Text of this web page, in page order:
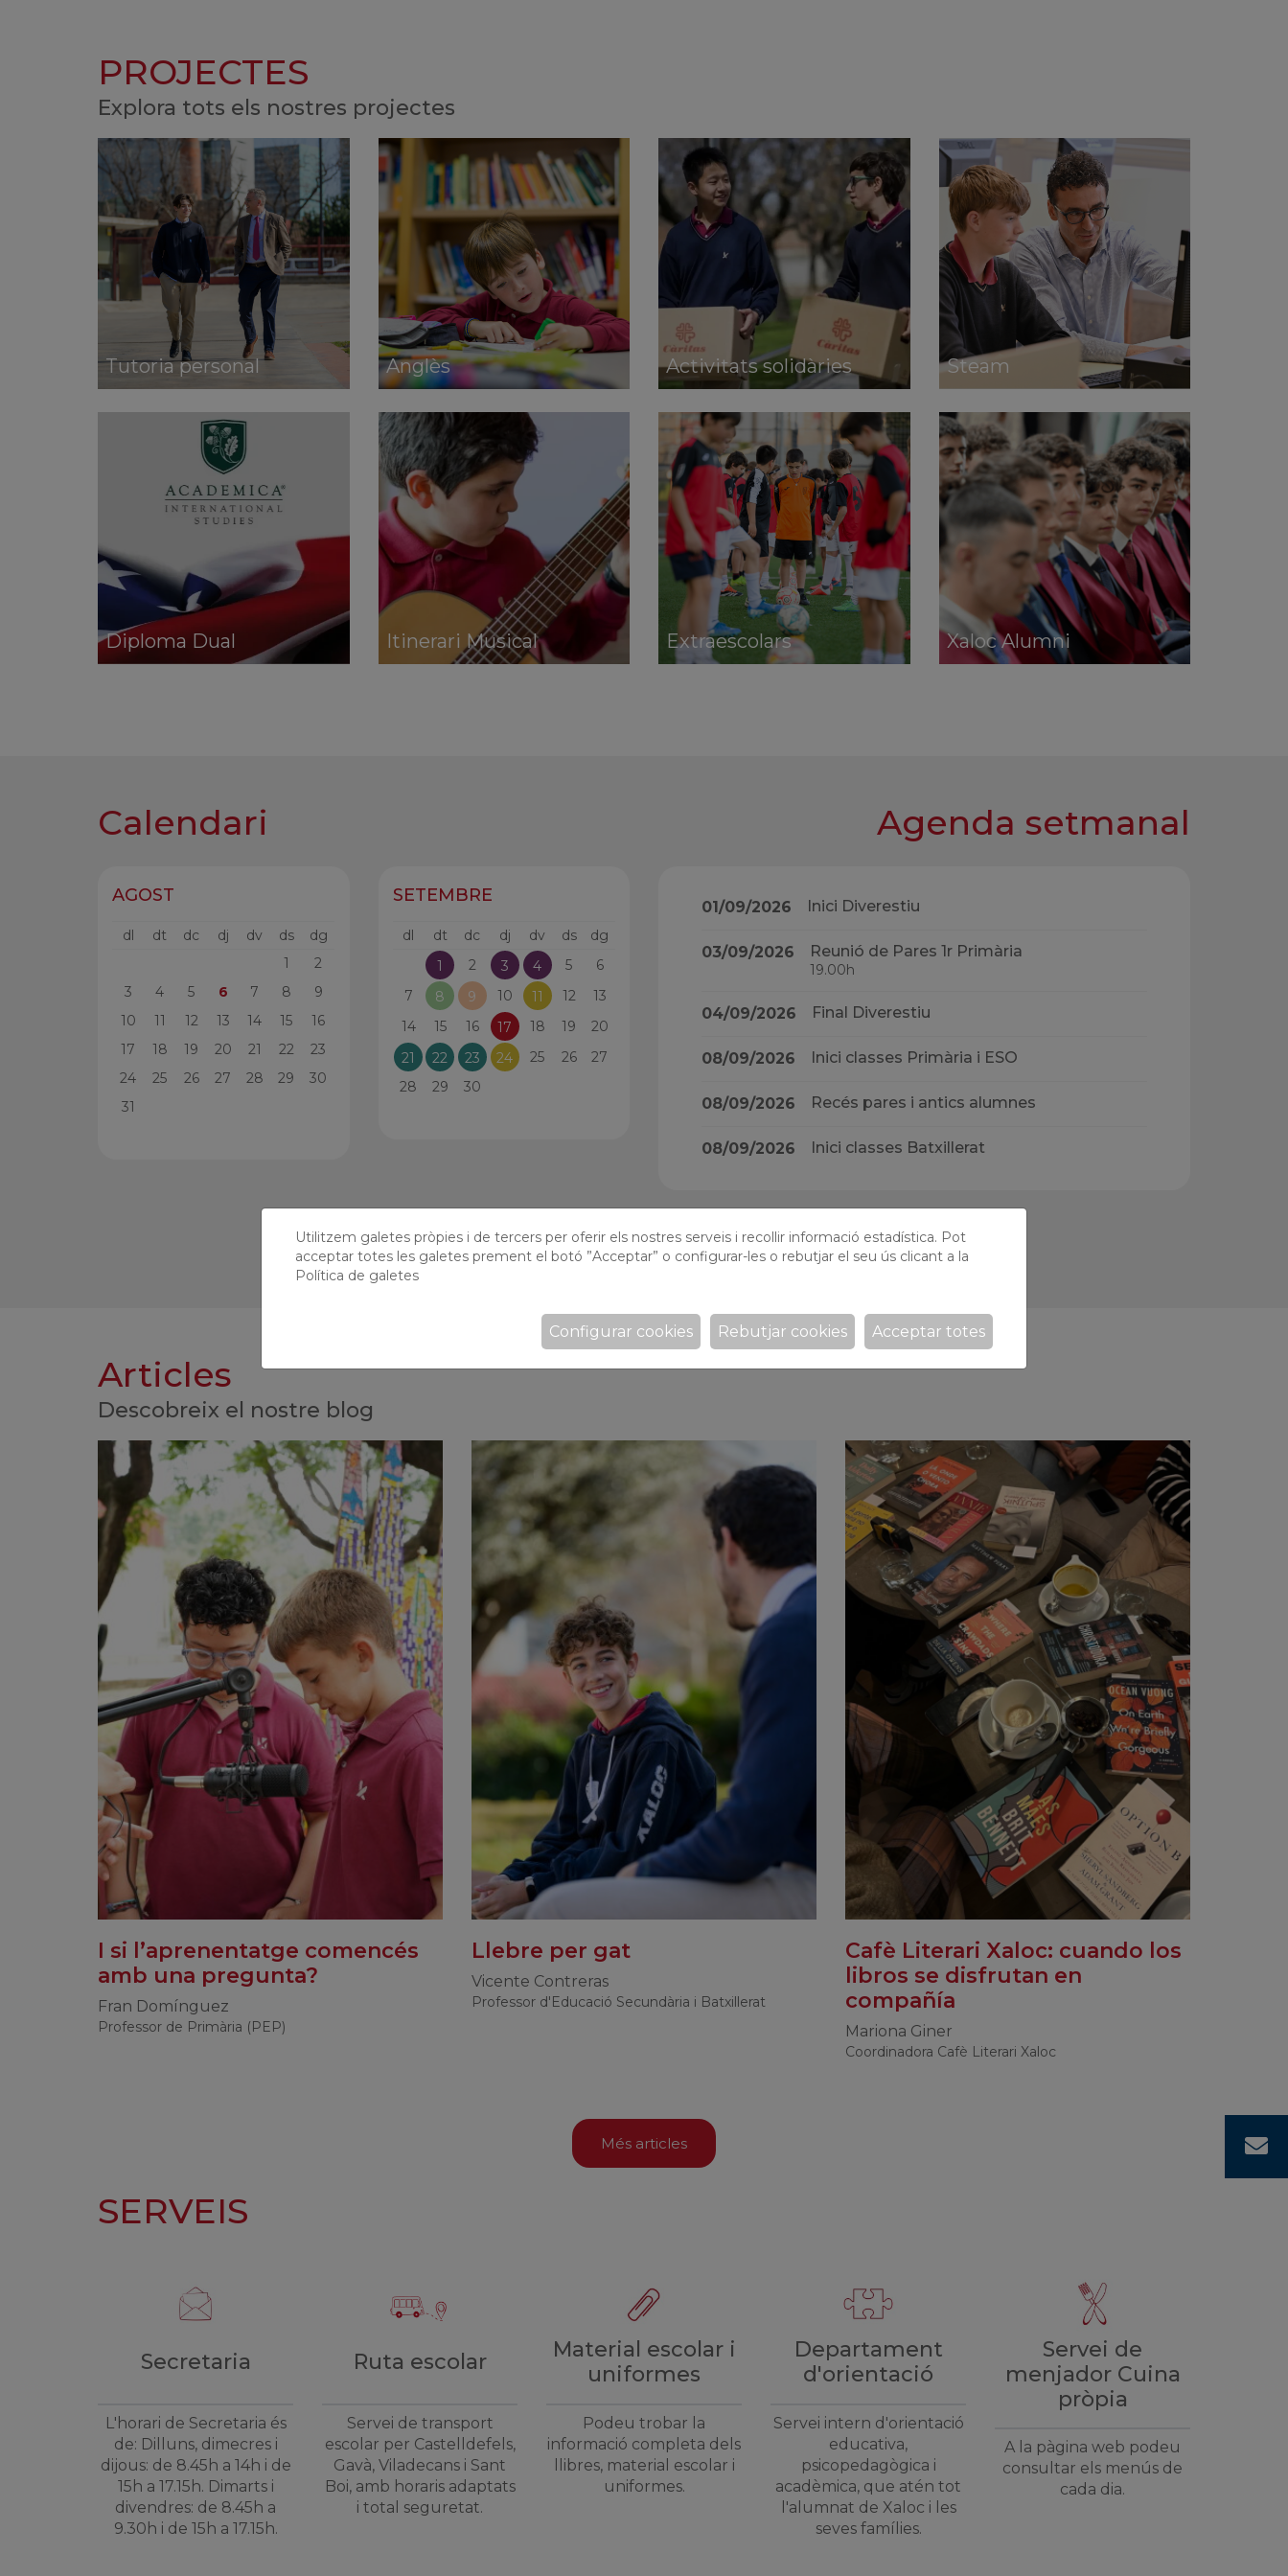
PROJECTES
Explora tots els nostres projectes
Tutoria personal Anglès Activitats solidàries Steam
Diploma Dual Itinerari Musical Extraescolars Xaloc Alumni
Calendari Agenda setmanal
AGOST
dl dt dc dj dv ds
dg
1
2
3
4 5 6 7 8
9
10
11 12 13 14 15
16
17
18 19 20 21 22
23
24
25 26 27 28 29
30
31
SETEMBRE
dl dt dc dj dv ds
dg
1
2 3 4 5
6
7
8 9 10 11 12
13
14
15 16 17 18 19
20
21
22 23 24 25 26
27
28
29 30
01/09/2026 Inici Diverestiu
03/09/2026 Reunió de Pares 1r Primària
19.00h
04/09/2026 Final Diverestiu
08/09/2026 Inici classes Primària i ESO
08/09/2026 Recés pares i antics alumnes
08/09/2026 Inici classes Batxillerat
Veure tot el calendari del curs
Articles
Descobreix el nostre blog
I si l’aprenentatge comencés
amb una pregunta?
Fran Domínguez
Professor de Primària (PEP)
Llebre per gat
Vicente Contreras
Professor d'Educació Secundària i Batxillerat
Cafè Literari Xaloc: cuando los
libros se disfrutan en
compañía
Mariona Giner
Coordinadora Cafè Literari Xaloc
Més articles
SERVEIS
Secretaria
L'horari de Secretaria és
de: Dilluns, dimecres i
dijous: de 8.45h a 14h i de
15h a 17.15h. Dimarts i
divendres: de 8.45h a
9.30h i de 15h a 17.15h.
Ruta escolar
Servei de transport
escolar per Castelldefels,
Gavà, Viladecans i Sant
Boi, amb horaris adaptats
i total seguretat.
Material escolar i
uniformes
Podeu trobar la
informació completa dels
llibres, material escolar i
uniformes.
Departament
d'orientació
Servei intern d'orientació
educativa,
psicopedagògica i
acadèmica, que atén tot
l'alumnat de Xaloc i les
seves famílies.
Servei de
menjador Cuina
pròpia
A la pàgina web podeu
consultar els menús de
cada dia.
Utilitzem galetes pròpies i de tercers per oferir els nostres serveis i recollir informació estadística. Pot
acceptar totes les galetes prement el botó ”Acceptar” o configurar-les o rebutjar el seu ús clicant a la
Política de galetes
Acceptar totes
Rebutjar cookies
Configurar cookies